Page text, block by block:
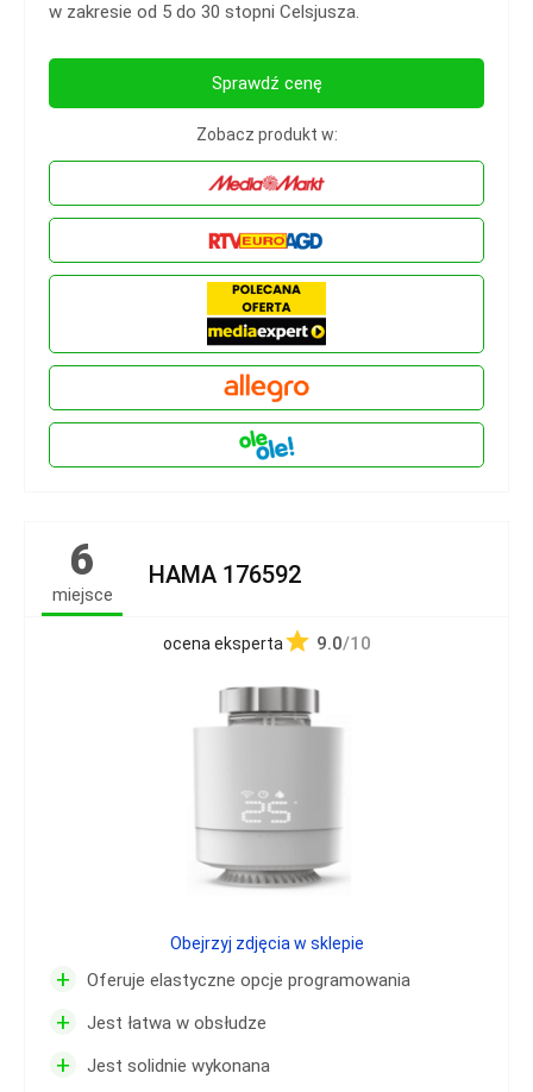
w zakresie od 5 do 30 stopni Celsjusza.
Sprawdź cenę
Zobacz produkt w:
6
miejsce
HAMA 176592
ocena eksperta 9.0/10
+ Oferuje elastyczne opcje programowania
+ Jest łatwa w obsłudze
+ Jest solidnie wykonana
Obejrzyj zdjęcia w sklepie